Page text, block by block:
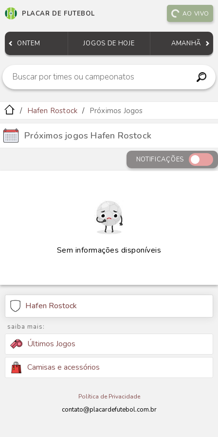
PLACAR DE FUTEBOL AO VIVO
ONTEM JOGOS DE HOJE AMANHÃ
Hafen Rostock Próximos Jogos
Próximos jogos Hafen Rostock
NOTIFICAÇÕES
Sem informações disponíveis
Hafen Rostock
saiba mais:
Últimos Jogos
Camisas e acessórios
Política de Privacidade
contato@placardefutebol.com.br